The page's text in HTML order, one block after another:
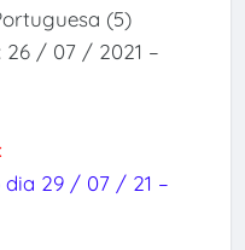
(5)
26 / 07 / 2021 –
29 / 07 / 21 –